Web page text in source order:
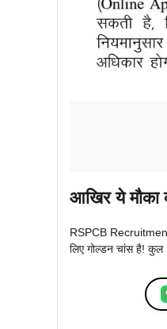
आखिर ये मौका
RSPCB
लिए गोल्डन चांस है!